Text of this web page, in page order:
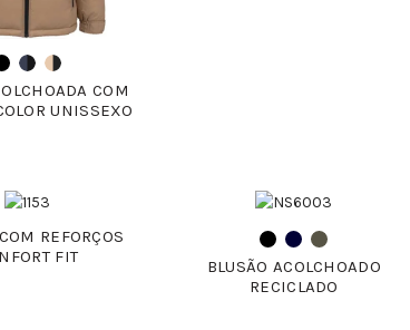
COM
UNISSEXO
REFORÇOS
FIT
BLUSÃO ACOLCHOADO
RECICLADO